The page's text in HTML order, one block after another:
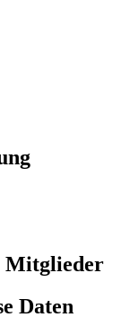
Mitglieder
Daten